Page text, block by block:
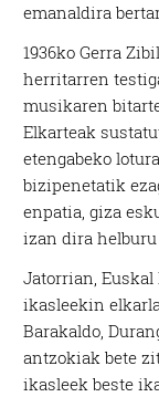
emanaldira
1936ko Gerra
herritarren
musikaren
Elkarteak
etengabeko
bizipenetatik
enpatia, giza
izan dira
Jatorrian,
ikasleekin
Barakaldo,
antzokiak bete
ikasleek beste